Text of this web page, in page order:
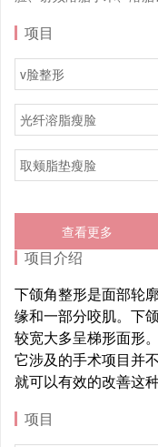
项目
v脸整形
光纤溶脂瘦脸
取颊脂垫瘦脸
查看更多
项目介绍
下颌角整形是面部轮
缘和一部分咬肌。下
较宽大多呈梯形面形
它涉及的手术项目并
就可以有效的改善这种
项目